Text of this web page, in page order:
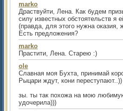
marko
Драствуйти, Лена. Как будем
силу известных обстоятельств я
(правда, для этого нужна
Есть предложения?
marko
Прастити, Лена. Старею :)
ole
Славная моя Бухта, принимай
Рыцари ждут, кони переступают..))
зы. ты так похожа на мою
удочерила)))